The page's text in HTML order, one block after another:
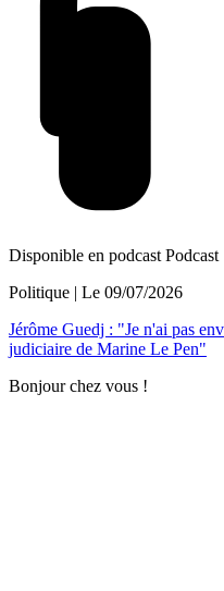
Disponible en podcast Podcast
Politique | Le 09/07/2026
Jérôme Guedj : "Je n'ai pas
judiciaire de Marine Le Pen"
Bonjour chez vous !